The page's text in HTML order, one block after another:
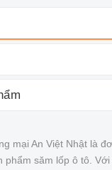
mại An Việt Nhật là
phẩm săm lốp ô tô.